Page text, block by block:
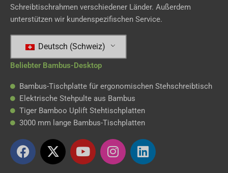
Schreibtischrahmen verschiedener Länder. Außerdem
unterstützen wir kundenspezifischen Service.
Deutsch (Schweiz)
Beliebter Bambus-Desktop
Bambus-Tischplatte für ergonomischen Stehschreibtisch
Elektrische Stehpulte aus Bambus
Tiger Bamboo Uplift Stehtischplatten
3000 mm lange Bambus-Tischplatten
F
a
X
-
Y
o
I
n
L
i